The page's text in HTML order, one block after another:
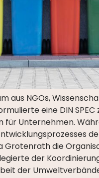
aus NGOs,
eine DIN SPEC
für Unternehmen.
Grotenrath die
der
der